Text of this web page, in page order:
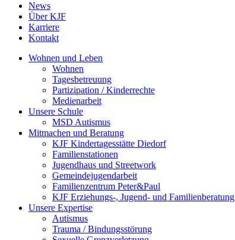
News
Über KJF
Karriere
Kontakt
Wohnen und Leben
Wohnen
Tagesbetreuung
Partizipation / Kinderrechte
Medienarbeit
Unsere Schule
MSD Autismus
Mitmachen und Beratung
KJF Kindertagesstätte Diedorf
Familienstationen
Jugendhaus und Streetwork
Gemeindejugendarbeit
Familienzentrum Peter&Paul
KJF Erziehungs-, Jugend- und Familienberatung
Unsere Expertise
Autismus
Trauma / Bindungsstörung